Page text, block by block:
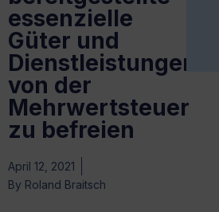
essenzielle
Güter und
Dienstleistungen
von der
Mehrwertsteuer
zu befreien
April 12, 2021
By Roland Braitsch